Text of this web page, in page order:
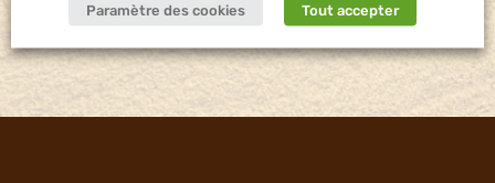
Paramètre des cookies Tout accepter